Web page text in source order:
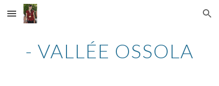
Skip to main content Skip to navigation
- VALLÉE OSSOLA